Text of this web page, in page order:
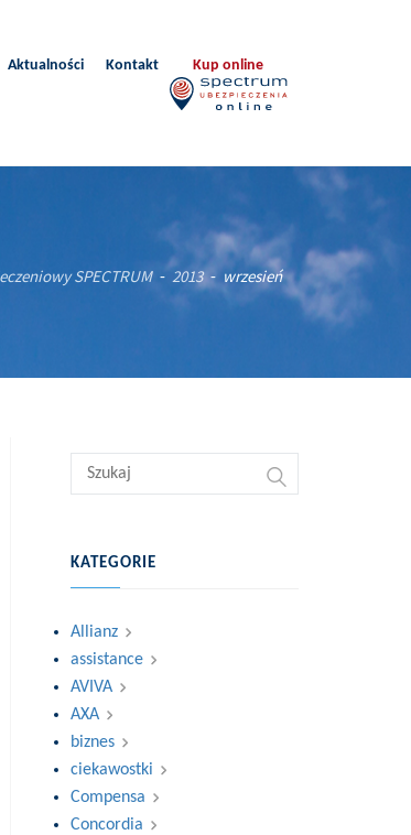
Aktualności Kontakt Kup online
SPECTRUM - 2013 - wrzesień
KATEGORIE
Allianz
assistance
AVIVA
AXA
biznes
ciekawostki
Compensa
Concordia